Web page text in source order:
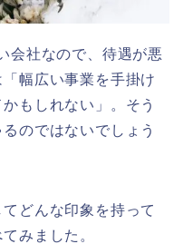
会社なので、待遇が悪
幅広い事業を手掛け
もしれない」。そう
のではないでしょう
どんな印象を持って
みました。